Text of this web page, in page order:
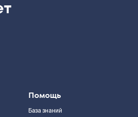
Помощь
База знаний